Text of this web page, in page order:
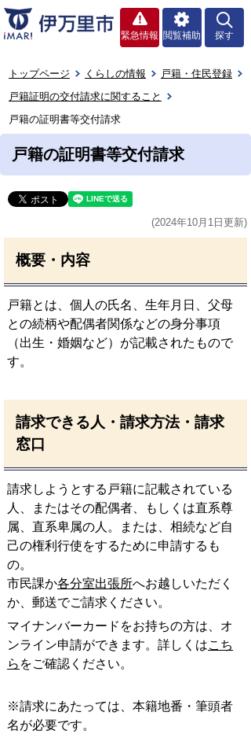
緊急情報 閲覧補助 探す
トップページ くらしの情報
戸籍・住民登録
戸籍証明の交付請求に関すること
戸籍の証明書等交付請求
戸籍の証明書等交付請求
(2024年10月1日更新)
概要・内容
戸籍とは、個人の氏名、生年月日、父母
との続柄や配偶者関係などの身分事項
（出生・婚姻など）が記載されたもので
す。
請求できる人・請求方法・請求
窓口
請求しようとする戸籍に記載されている
人、またはその配偶者、もしくは直系尊
属、直系卑属の人。または、相続など自
己の権利行使をするために申請するも
の。
市民課か各分室出張所へお越しいただく
か、郵送でご請求ください。
マイナンバーカードをお持ちの方は、オ
ンライン申請ができます。詳しくはこち
ら をご確認ください。
※請求にあたっては、本籍地番・筆頭者
名が必要です。